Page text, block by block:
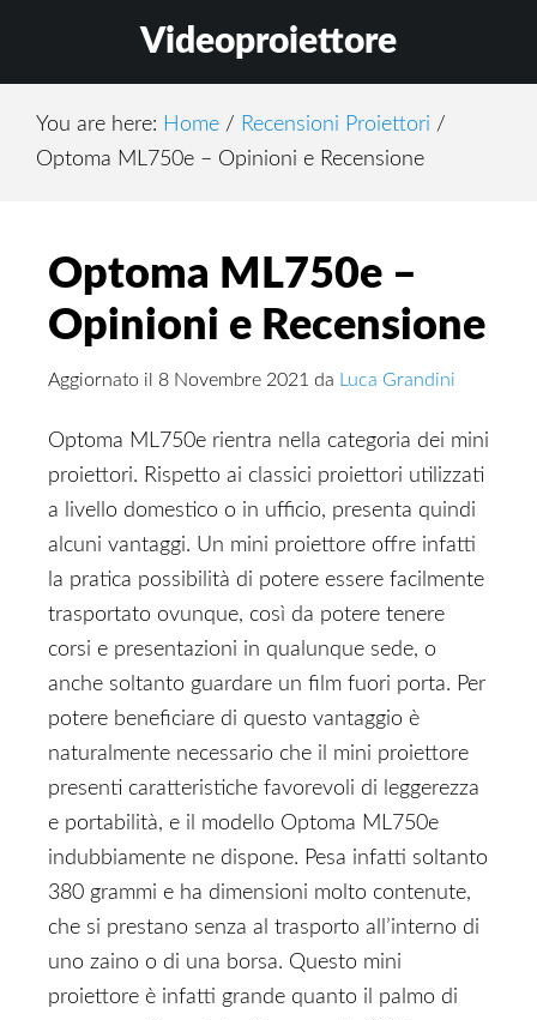
main
content
primary
sidebar
footer
Videoproiettore
You are here: Home / Recensioni Proiettori /
Optoma ML750e – Opinioni e Recensione
Optoma ML750e –
Opinioni e Recensione
Aggiornato il 8 Novembre 2021 da Luca Grandini
Optoma ML750e rientra nella categoria dei mini
proiettori. Rispetto ai classici proiettori utilizzati
a livello domestico o in ufficio, presenta quindi
alcuni vantaggi. Un mini proiettore offre infatti
la pratica possibilità di potere essere facilmente
trasportato ovunque, così da potere tenere
corsi e presentazioni in qualunque sede, o
anche soltanto guardare un film fuori porta. Per
potere beneficiare di questo vantaggio è
naturalmente necessario che il mini proiettore
presenti caratteristiche favorevoli di leggerezza
e portabilità, e il modello Optoma ML750e
indubbiamente ne dispone. Pesa infatti soltanto
380 grammi e ha dimensioni molto contenute,
che si prestano senza al trasporto all’interno di
uno zaino o di una borsa. Questo mini
proiettore è infatti grande quanto il palmo di